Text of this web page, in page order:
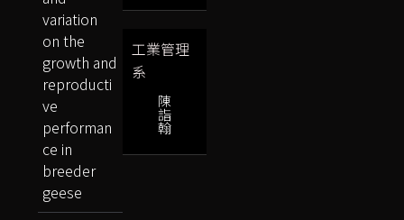
工業管理
系
陳
詣
翰
variation
on the
growth and
reproducti
ve
performan
ce in
breeder
geese